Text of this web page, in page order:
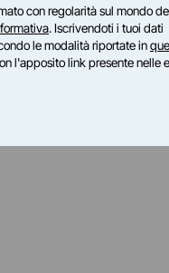
con regolarità sul mondo
. Iscrivendoti i tuoi dati
le modalità riportate in
l'apposito link presente nelle